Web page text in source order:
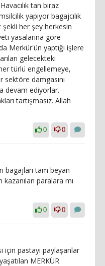
tan biraz
yapıyor bagajcılık
şekli her şey herkesin
yasalarına göre
da Merkür'ün yaptığı işlere
gelecekteki
türlü engellemeye,
damgasını
devam ediyorlar.
tartışmasız. Allah
0 0
bagajları tam beyan
paralara mı
0 0
için pastayı paylaşanlar
MERKÜR